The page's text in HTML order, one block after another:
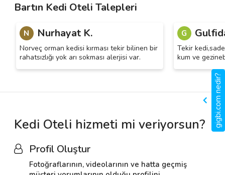
Bartın Kedi Oteli Talepleri
N Nurhayat K.
Norveç orman kedisi kırması tekir bilinen bir
rahatsızlığı yok arı sokması alerjisi var.
G
Tekir
kum ve
Kedi Oteli hizmeti mi veriyorsun?
Profil Oluştur
Fotoğraflarının, videolarının ve hatta geçmiş
gigbi.com nedir?